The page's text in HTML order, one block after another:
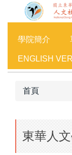
容
學院簡介
ENGLISH
首頁
東華人